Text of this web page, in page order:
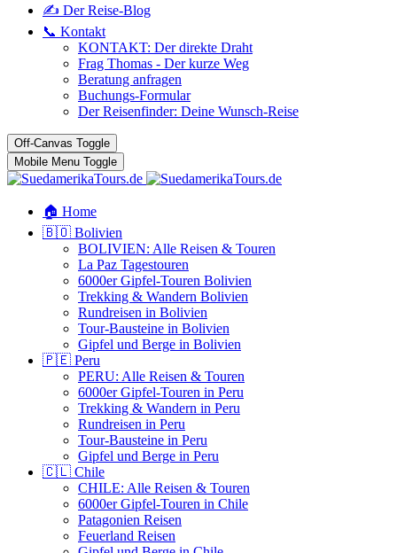
✍️ Der Reise-Blog
📞 Kontakt
KONTAKT: Der direkte Draht
Frag Thomas - Der kurze Weg
Beratung anfragen
Buchungs-Formular
Der Reisenfinder: Deine Wunsch-Reise
Off-Canvas Toggle
Mobile Menu Toggle
🏠 Home
🇧🇴 Bolivien
BOLIVIEN: Alle Reisen & Touren
La Paz Tagestouren
6000er Gipfel-Touren Bolivien
Trekking & Wandern Bolivien
Rundreisen in Bolivien
Tour-Bausteine in Bolivien
Gipfel und Berge in Bolivien
🇵🇪 Peru
PERU: Alle Reisen & Touren
6000er Gipfel-Touren in Peru
Trekking & Wandern in Peru
Rundreisen in Peru
Tour-Bausteine in Peru
Gipfel und Berge in Peru
🇨🇱 Chile
CHILE: Alle Reisen & Touren
6000er Gipfel-Touren in Chile
Patagonien Reisen
Feuerland Reisen